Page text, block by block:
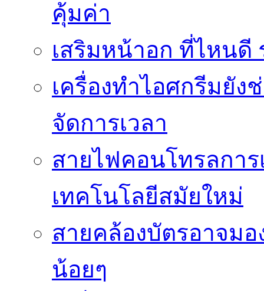
คุ้มค่า
เสริมหน้าอก ที่ไหนดี
เครื่องทำไอศกรีมยัง
จัดการเวลา
สายไฟคอนโทรลกา
เทคโนโลยีสมัยใหม่
สายคล้องบัตรอาจมอ
น้อยๆ